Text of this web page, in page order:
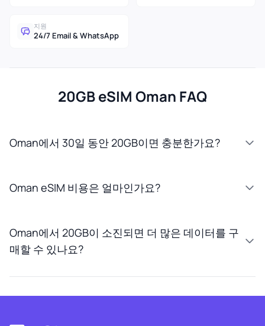
지원
24/7 Email & WhatsApp
20GB eSIM Oman FAQ
Oman에서 30일 동안 20GB이면 충분한가요?
Oman eSIM 비용은 얼마인가요?
Oman에서 20GB이 소진되면 더 많은 데이터를 구
매할 수 있나요?